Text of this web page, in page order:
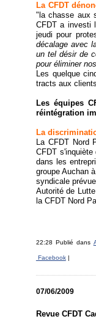
La CFDT
"la chasse aux
CFDT a investi
jeudi pour
décalage avec
un tel désir de
pour éliminer
Les quelque
tracts aux
Les équipes
réintégration
La
La CFDT Nord
CFDT
dans les
groupe Auchan
syndicale
Autorité de
la CFDT Nord
22:28 Publié dans
Facebook|
07/06/2009
Revue CFDT